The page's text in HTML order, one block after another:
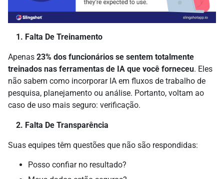
1. Falta De Treinamento
Apenas 23% dos funcionários se sentem totalmente
treinados nas ferramentas de IA que você forneceu. Eles
não sabem como incorporar IA em fluxos de trabalho de
pesquisa, planejamento ou análise. Portanto, voltam ao
caso de uso mais seguro: verificação.
2. Falta De Transparência
Suas equipes têm questões que não são respondidas:
Posso confiar no resultado?